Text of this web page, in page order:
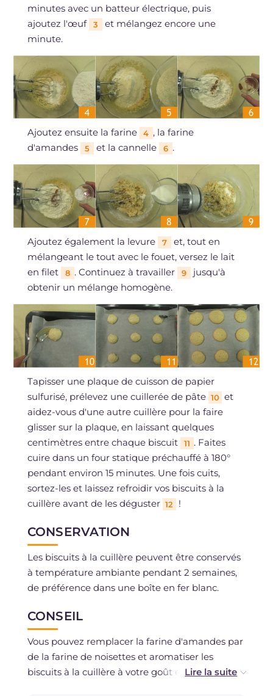
minutes avec un batteur électrique, puis
ajoutez l'œuf
3
et mélangez encore une
minute.
Ajoutez ensuite la farine 4 , la farine
d'amandes
5 et la cannelle 6 .
Ajoutez également la levure 7
et, tout en
mélangeant le tout avec le fouet, versez le lait
en filet
8 . Continuez à travailler 9
jusqu'à
obtenir un mélange homogène.
Tapisser une plaque de cuisson de papier
sulfurisé, prélevez une cuillerée de pâte 10 et
aidez-vous d'une autre cuillère pour la faire
glisser sur la plaque, en laissant quelques
centimètres entre chaque biscuit
11 . Faites
cuire dans un four statique préchauffé à 180°
pendant environ 15 minutes. Une fois cuits,
sortez-les et laissez refroidir vos biscuits à la
cuillère avant de les déguster 12 !
CONSERVATION
Les biscuits à la cuillère peuvent être conservés
à température ambiante pendant 2 semaines,
de préférence dans une boîte en fer blanc.
CONSEIL
Vous pouvez remplacer la farine d'amandes par
de la farine de noisettes et aromatiser les
biscuits à la cuillère à votre goût en utilisant par